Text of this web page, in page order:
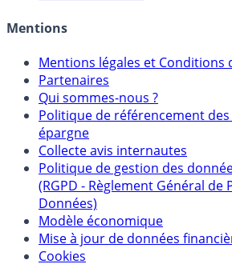
Crédit immobilier
Mentions
Mentions légales et Conditions
Partenaires
Qui sommes-nous ?
Politique de référencement des
épargne
Collecte avis internautes
Politique de gestion des
(RGPD - Règlement Général de
Données)
Modèle économique